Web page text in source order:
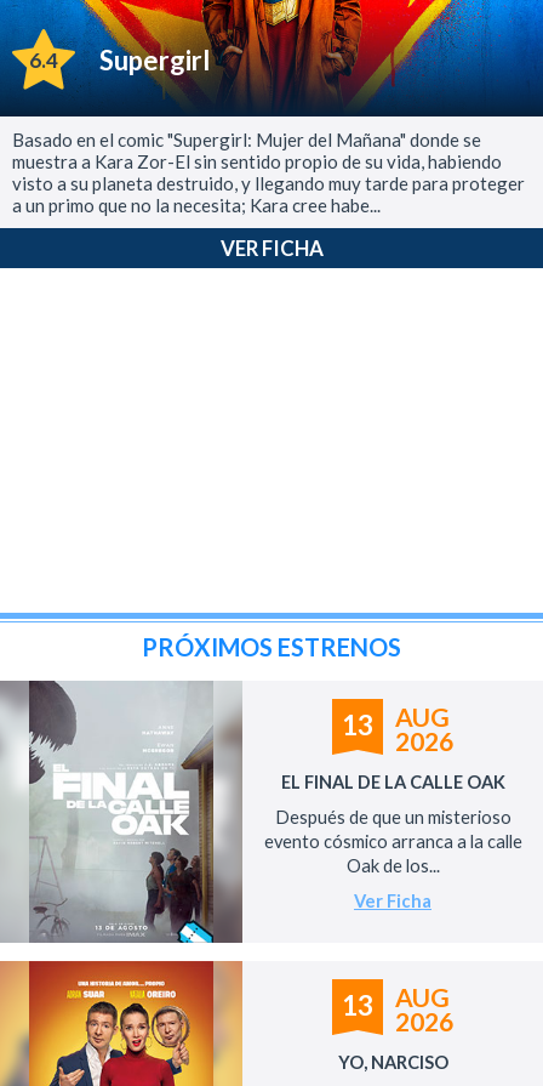
6.4 Supergirl
Basado en el comic "Supergirl: Mujer del Mañana" donde se
muestra a Kara Zor-El sin sentido propio de su vida, habiendo
visto a su planeta destruido, y llegando muy tarde para proteger
a un primo que no la necesita; Kara cree habe...
VER FICHA
PRÓXIMOS ESTRENOS
13
AUG
2026
EL FINAL DE LA CALLE OAK
Después de que un misterioso
evento cósmico arranca a la calle
Oak de los...
Ver Ficha
13
AUG
2026
YO, NARCISO